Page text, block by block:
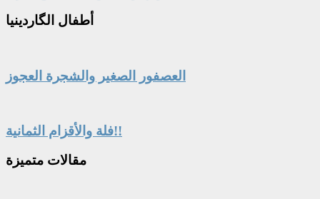
أطفال الگاردينيا
العصفور الصغير والشجرة العجوز
فلة والأقزام الثمانية!!
مقالات متميزة